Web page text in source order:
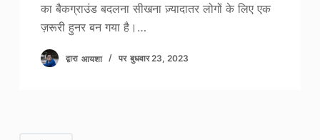
का बैकग्राउंड बदलना सीखना ज़्यादातर लोगों के लिए एक
ज़रूरी हुनर बन गया है।…
द्वारा आयशा पर बुधवार 23, 2023